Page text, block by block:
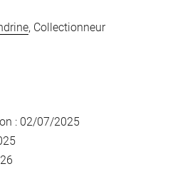
, Collectionneur
: 02/07/2025